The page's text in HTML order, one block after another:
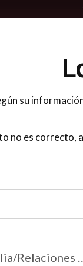
su
no es correcto,
Tribunal de